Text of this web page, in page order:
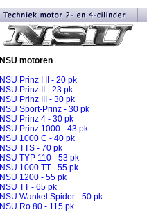
NSU motoren
NSU Prinz I II - 20 pk
NSU Prinz II - 23 pk
NSU Prinz III - 30 pk
NSU Sport-Prinz - 30 pk
NSU Prinz 4 - 30 pk
NSU Prinz 1000 - 43 pk
NSU 1000 C - 40 pk
NSU TTS - 70 pk
NSU TYP 110 - 53 pk
NSU 1000 TT - 55 pk
NSU 1200 - 55 pk
NSU TT - 65 pk
NSU Wankel Spider - 50 pk
NSU Ro 80 - 115 pk